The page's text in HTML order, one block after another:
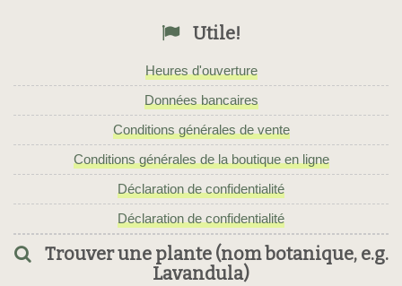
Utile!
Heures d'ouverture
Données bancaires
Conditions générales de vente
Conditions générales de la boutique en ligne
Déclaration de confidentialité
Déclaration de confidentialité
Trouver une plante (nom botanique, e.g.
Lavandula)